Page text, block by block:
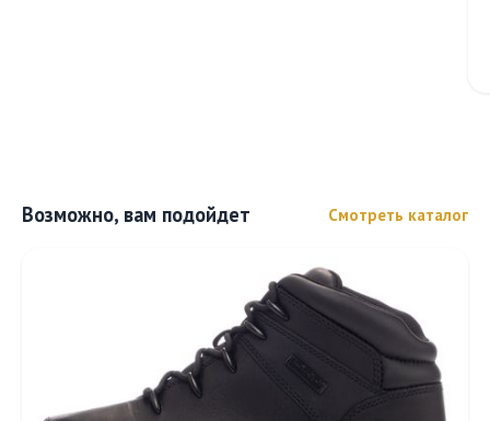
Возможно, вам подойдет Смотреть каталог